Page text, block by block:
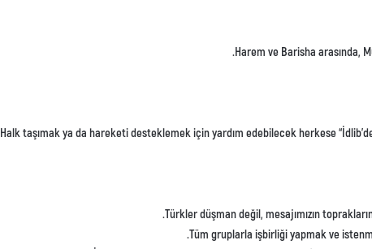
Harem ve Barisha arasında,
Halk taşımak ya da hareketi desteklemek için yardım edebilecek herkese